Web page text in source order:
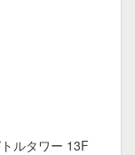
ルタワー 13F